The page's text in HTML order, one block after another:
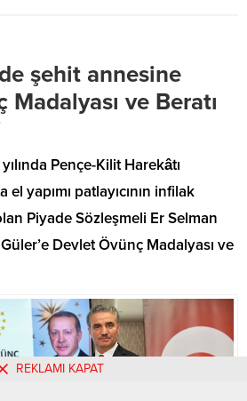
belirtti ve şampiyonluk hedefini
vurguladı.
şehit annesine
ve Beratı
Pençe-Kilit Harekâtı
el yapımı patlayıcının infilak
Piyade Sözleşmeli Er Selman
Devlet Övünç Madalyası ve
REKLAMI KAPAT